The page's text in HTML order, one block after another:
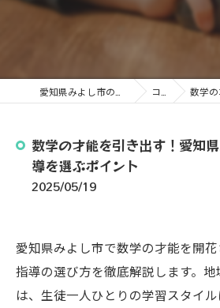
コラム 数学の才能
数学の才能を引き出す！愛知
導を選ぶポイント
2025/05/19
愛知県みよし市で数学の才能を開
指導の選び方を徹底解説します。
は、生徒一人ひとりの学習スタイ